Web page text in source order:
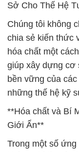
Sở Cho Thế Hệ
Chúng tôi không
chia sẻ kiến thức
hóa chất một
giúp xây dựng cơ
bền vững của
những thế hệ kỹ
**Hóa chất và Bí
Giới Ẩn**
Trong một số